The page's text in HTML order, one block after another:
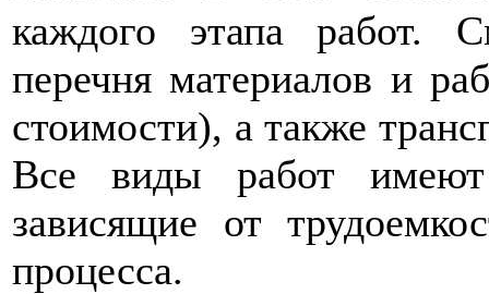
каждого этапа работ.
перечня материалов и
стоимости), а также
Все виды работ имеют
зависящие от
процесса.